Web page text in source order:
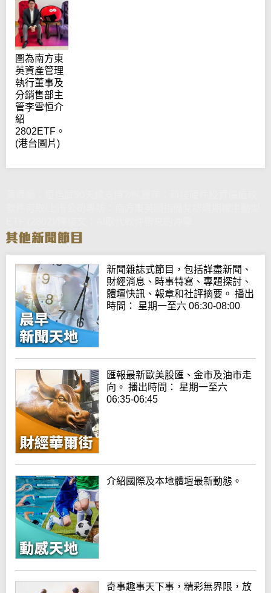
圖為南方東
英資產管理
執行董事及
分銷售部主
管李雪恒介
紹
2802ETF。
(港台圖片)
新聞雜誌式節目，包括詳盡新聞、
財經消息、時事特寫、專題探討、
體壇快訊、報章和社評摘要。 播出
時間： 星期一至六 06:30-08:00
匯報最新歐美股匯、金市及油市走
向。 播出時間： 星期一至六
06:35-06:45
介紹國際及本地體壇最新動態。
奇事趣事天下事，精彩無界限，放